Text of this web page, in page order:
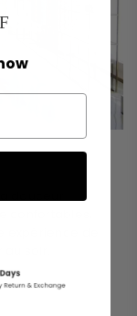
douceur
expérience de